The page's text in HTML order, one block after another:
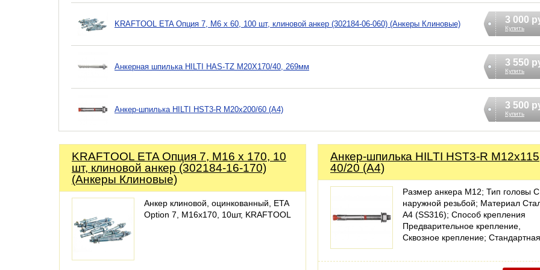
KRAFTOOL ETA Опция 7, М6 х 60, 100 шт, клиновой анкер (302184-06-060) (Анкеры Клиновые) 3 000
Купить
Анкерная шпилька HILTI HAS-TZ M20X170/40, 269мм 3 550
Купить
Анкер-шпилька HILTI HST3-R M20x200/60 (A4) 3 500
Купить
KRAFTOOL ETA Опция 7, М16 х 170, 10
шт, клиновой анкер (302184-16-170)
(Анкеры Клиновые)
Анкер клиновой, оцинкованный, ETA
Option 7, М16x170, 10шт, KRAFTOOL
Анкер-шпилька HILTI HST3-R M12x115
40/20 (A4)
Размер анкера M12; Тип головы C
наружной резьбой; Материал
А4 (SS316); Способ крепления
Предварительное крепление,
Сквозное крепление;